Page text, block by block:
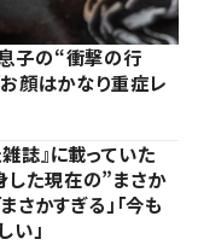
子の“衝撃の行
顔はかなり重症レ
誌』に載っていた
した現在の”まさか
さかすぎる」「今も
い」